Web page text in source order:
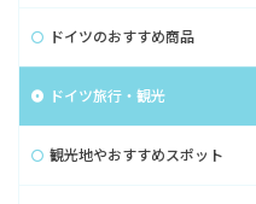
ドイツのおすすめ商品
ドイツ旅行・観光
観光地やおすすめスポット